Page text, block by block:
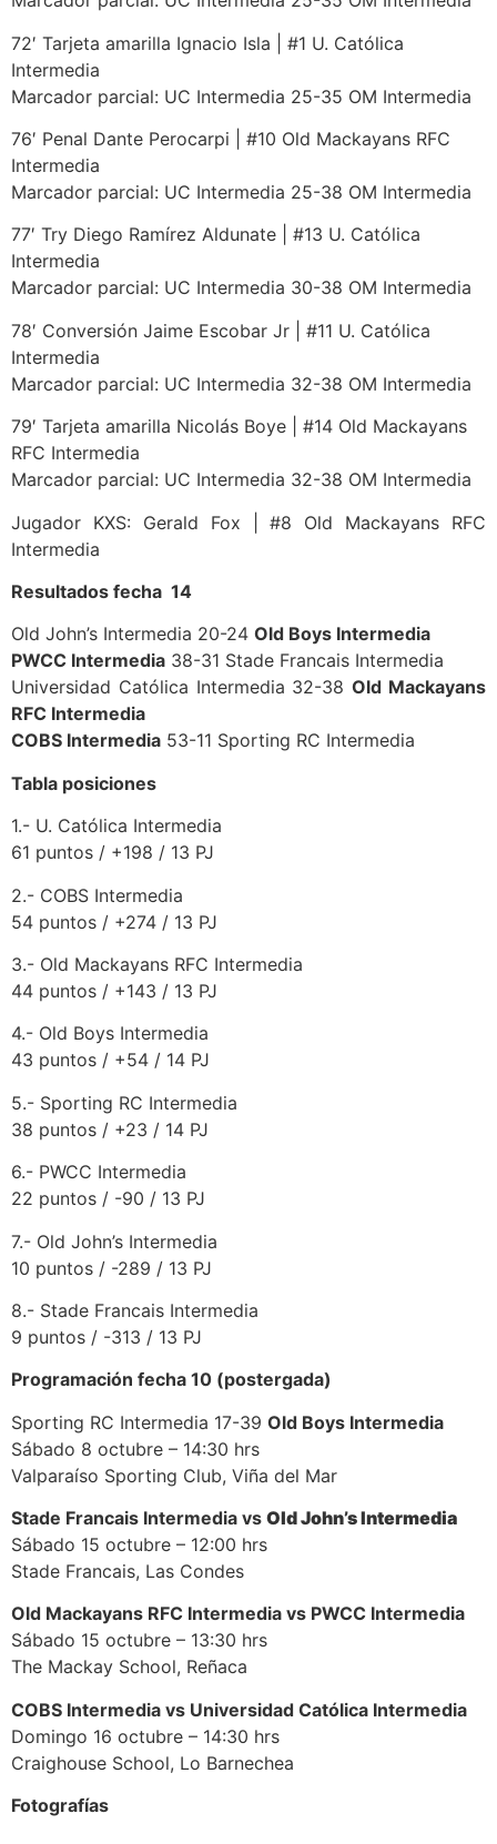
72′ Tarjeta amarilla Ignacio Isla | #1 U. Católica
Intermedia
Marcador parcial: UC Intermedia 25-35 OM Intermedia
76′ Penal Dante Perocarpi | #10 Old Mackayans RFC
Intermedia
Marcador parcial: UC Intermedia 25-38 OM Intermedia
77′ Try Diego Ramírez Aldunate | #13 U. Católica
Intermedia
Marcador parcial: UC Intermedia 30-38 OM Intermedia
78′ Conversión Jaime Escobar Jr | #11 U. Católica
Intermedia
Marcador parcial: UC Intermedia 32-38 OM Intermedia
79′ Tarjeta amarilla Nicolás Boye | #14 Old Mackayans
RFC Intermedia
Marcador parcial: UC Intermedia 32-38 OM Intermedia
Jugador KXS: Gerald Fox | #8 Old Mackayans RFC
Intermedia
Resultados fecha 14
Old John’s Intermedia 20-24 Old Boys Intermedia
PWCC Intermedia 38-31 Stade Francais Intermedia
Universidad Católica Intermedia 32-38Old Mackayans
RFC Intermedia
COBS Intermedia 53-11 Sporting RC Intermedia
Tabla posiciones
1.- U. Católica Intermedia
61 puntos / +198 / 13 PJ
2.- COBS Intermedia
54 puntos / +274 / 13 PJ
3.- Old Mackayans RFC Intermedia
44 puntos / +143 / 13 PJ
4.- Old Boys Intermedia
43 puntos / +54 / 14 PJ
5.- Sporting RC Intermedia
38 puntos / +23 / 14 PJ
6.- PWCC Intermedia
22 puntos / -90 / 13 PJ
7.- Old John’s Intermedia
10 puntos / -289 / 13 PJ
8.- Stade Francais Intermedia
9 puntos / -313 / 13 PJ
Programación fecha 10 (postergada)
Sporting RC Intermedia 17-39 Old Boys Intermedia
Sábado 8 octubre – 14:30 hrs
Valparaíso Sporting Club, Viña del Mar
Stade Francais Intermedia vs Old John’s Intermedia
Sábado 15 octubre – 12:00 hrs
Stade Francais, Las Condes
Old Mackayans RFC Intermedia vs PWCC Intermedia
Sábado 15 octubre – 13:30 hrs
The Mackay School, Reñaca
COBS Intermedia vs Universidad Católica Intermedia
Domingo 16 octubre – 14:30 hrs
Craighouse School, Lo Barnechea
Fotografías